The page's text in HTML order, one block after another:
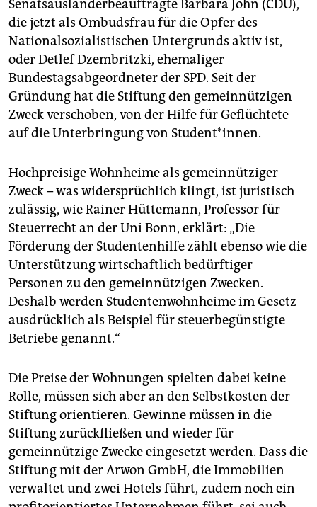
Senatsausländerbeauftragte Barbara John (CDU),
die jetzt als Ombudsfrau für die Opfer des
Nationalsozialistischen Untergrunds aktiv ist,
oder Detlef Dzembritzki, ehemaliger
Bundestagsabgeordneter der SPD. Seit der
Gründung hat die Stiftung den gemeinnützigen
Zweck verschoben, von der Hilfe für Geflüchtete
auf die Unterbringung von Student*innen.
Hochpreisige Wohnheime als gemeinnütziger
Zweck – was widersprüchlich klingt, ist juristisch
zulässig, wie Rainer Hüttemann, Professor für
Steuerrecht an der Uni Bonn, erklärt: „Die
Förderung der Studentenhilfe zählt ebenso wie die
Unterstützung wirtschaftlich bedürftiger
Personen zu den gemeinnützigen Zwecken.
Deshalb werden Studentenwohnheime im Gesetz
ausdrücklich als Beispiel für steuerbegünstigte
Betriebe genannt.“
Die Preise der Wohnungen spielten dabei keine
Rolle, müssen sich aber an den Selbstkosten der
Stiftung orientieren. Gewinne müssen in die
Stiftung zurückfließen und wieder für
gemeinnützige Zwecke eingesetzt werden. Dass die
Stiftung mit der Arwon GmbH, die Immobilien
verwaltet und zwei Hotels führt, zudem noch ein